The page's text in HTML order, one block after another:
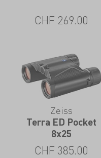
CHF 269.00
Zeiss
Terra ED Pocket
8x25
CHF 385.00